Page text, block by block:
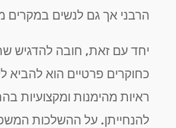
הרבני אך גם לנשים במקרים
יחד עם זאת, חובה להדגיש
כחוקרים פרטיים הוא להביא
ראיות מהימנות ומקצועיות
להנחייתן. על ההשלכות